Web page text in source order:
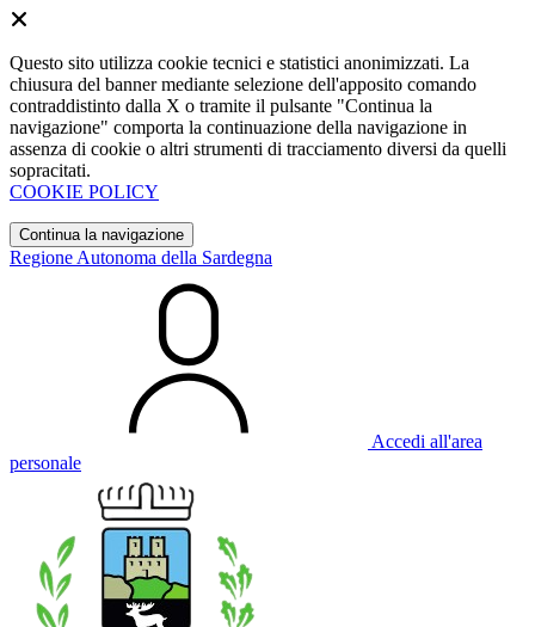
Questo sito utilizza cookie tecnici e statistici anonimizzati. La
chiusura del banner mediante selezione dell'apposito comando
contraddistinto dalla X o tramite il pulsante "Continua la
navigazione" comporta la continuazione della navigazione in
assenza di cookie o altri strumenti di tracciamento diversi da quelli
sopracitati.
COOKIE POLICY
Continua la navigazione
Regione Autonoma della Sardegna
Accedi all'area
personale